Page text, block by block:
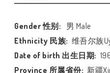
Gender 性别:
男 Male
Ethnicity 民族: 维吾尔族
Date of birth 出生日期:
Province 所属省份: 新疆